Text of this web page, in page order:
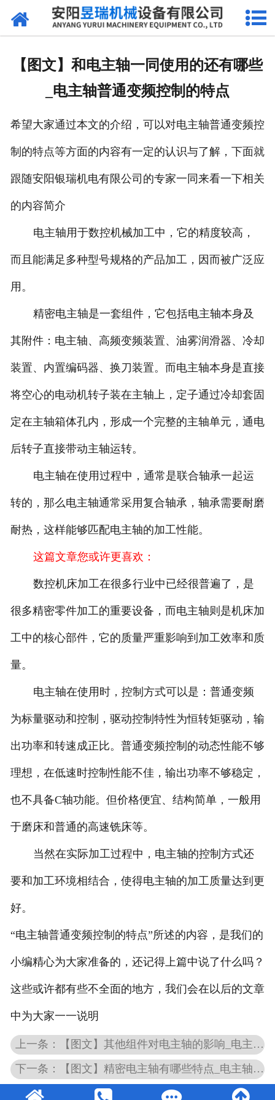
网站首页
联系我们
【图文】和电主轴一同使用的还有哪些
_电主轴普通变频控制的特点
希望大家通过本文的介绍，可以对电主轴普通变频控
制的特点等方面的内容有一定的认识与了解，下面就
跟随安阳银瑞机电有限公司的专家一同来看一下相关
的内容简介
电主轴用于数控机械加工中，它的精度较高，
而且能满足多种型号规格的产品加工，因而被广泛应
用。
精密电主轴是一套组件，它包括电主轴本身及
其附件：电主轴、高频变频装置、油雾润滑器、冷却
装置、内置编码器、换刀装置。而电主轴本身是直接
将空心的电动机转子装在主轴上，定子通过冷却套固
定在主轴箱体孔内，形成一个完整的主轴单元，通电
后转子直接带动主轴运转。
电主轴在使用过程中，通常是联合轴承一起运
转的，那么电主轴通常采用复合轴承，轴承需要耐磨
耐热，这样能够匹配电主轴的加工性能。
这篇文章您或许更喜欢：
数控机床加工在很多行业中已经很普遍了，是
很多精密零件加工的重要设备，而电主轴则是机床加
工中的核心部件，它的质量严重影响到加工效率和质
量。
电主轴在使用时，控制方式可以是：普通变频
为标量驱动和控制，驱动控制特性为恒转矩驱动，输
出功率和转速成正比。普通变频控制的动态性能不够
理想，在低速时控制性能不佳，输出功率不够稳定，
也不具备C轴功能。但价格便宜、结构简单，一般用
于磨床和普通的高速铣床等。
当然在实际加工过程中，电主轴的控制方式还
要和加工环境相结合，使得电主轴的加工质量达到更
好。
“电主轴普通变频控制的特点”所述的内容，是我们的
小编精心为大家准备的，还记得上篇中说了什么吗？
这些或许都有些不全面的地方，我们会在以后的文章
中为大家一一说明
上一条：【图文】其他组件对电主轴的影响_电主轴的控制方式
下一条：【图文】精密电主轴有哪些特点_电主轴直接转矩控制的特点